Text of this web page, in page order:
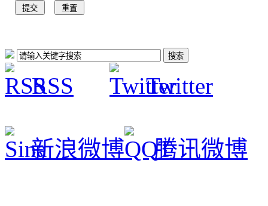
RSS Twitter
新浪微博 腾讯微博